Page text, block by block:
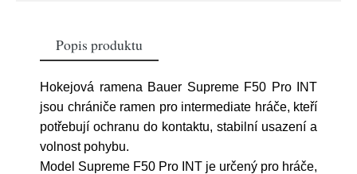
Popis produktu
Hokejová ramena Bauer Supreme F50 Pro INT
jsou chrániče ramen pro intermediate hráče, kteří
potřebují ochranu do kontaktu, stabilní usazení a
volnost pohybu.
Model Supreme F50 Pro INT je určený pro hráče,